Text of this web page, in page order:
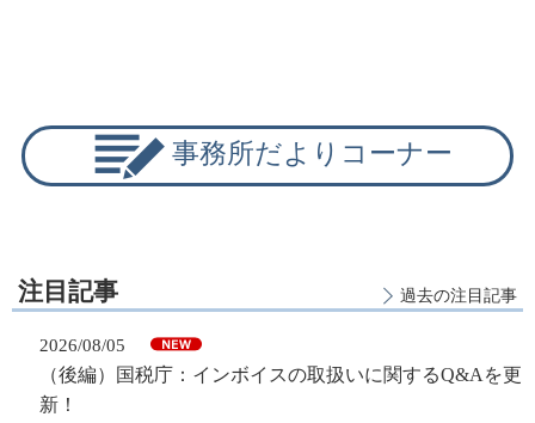
事務所だよりコーナー
注目記事 過去の注目記事
2026/08/05
（後編）国税庁：インボイスの取扱いに関するQ&Aを更
新！